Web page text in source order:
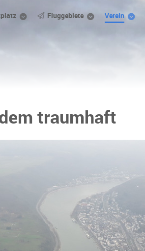
Fluggebiete Verein
traumhaft